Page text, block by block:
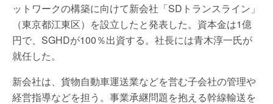
ットワークの構築に向けて新会社「SDトランスライン」
（東京都江東区）を設立したと発表した。資本金は1億
円で、SGHDが100％出資する。社長には青木淳一氏が
就任した。
新会社は、貨物自動車運送業などを営む子会社の管理や
経営指導などを担う。事業承継問題を抱える幹線輸送を